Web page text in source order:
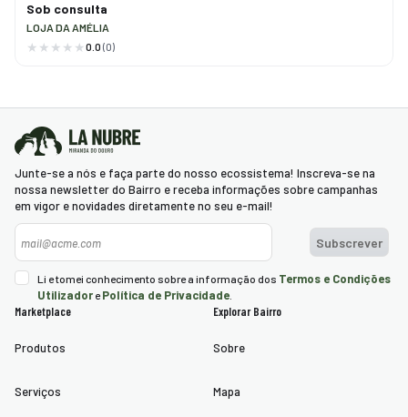
Sob consulta
LOJA DA AMÉLIA
0.0 (0)
Junte-se a nós e faça parte do nosso ecossistema! Inscreva-se na
nossa newsletter do Bairro e receba informações sobre campanhas
em vigor e novidades diretamente no seu e-mail!
Subscrever
Li e tomei conhecimento sobre a informação dos Termos e Condições
Utilizador ePolítica de Privacidade
Marketplace
Produtos
Serviços
Explorar Bairro
Sobre
Mapa